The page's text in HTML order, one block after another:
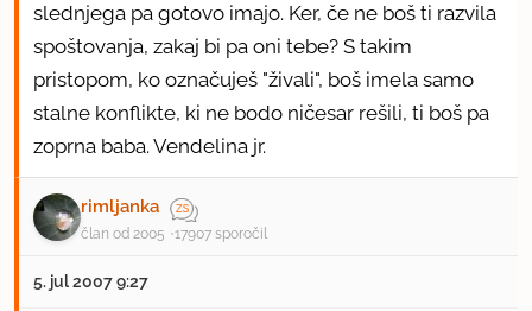
slednjega pa gotovo imajo. Ker, če ne boš ti razvila
spoštovanja, zakaj bi pa oni tebe? S takim
pristopom, ko označuješ "živali", boš imela samo
stalne konflikte, ki ne bodo ničesar rešili, ti boš pa
zoprna baba. Vendelina jr.
rimljanka
član od 2005 17907 sporočil
5. jul 2007 9:27